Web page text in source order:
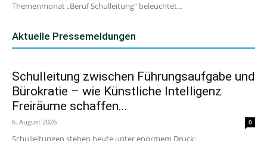
Themenmonat „Beruf Schulleitung“ beleuchtet...
Aktuelle Pressemeldungen
Schulleitung zwischen Führungsaufgabe und
Bürokratie – wie Künstliche Intelligenz
Freiräume schaffen...
6. August 2026 0
Schulleitungen stehen heute unter enormem Druck: